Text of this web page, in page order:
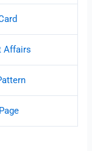
Affairs